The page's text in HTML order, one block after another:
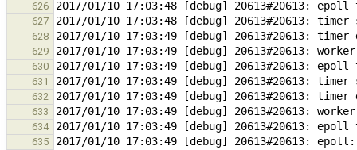
626
627
628
629
630
631
632
633
634
635